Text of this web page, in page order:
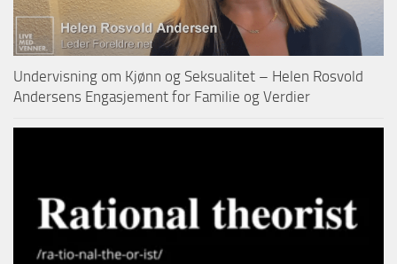
Undervisning om Kjønn og Seksualitet – Helen Rosvold
Andersens Engasjement for Familie og Verdier